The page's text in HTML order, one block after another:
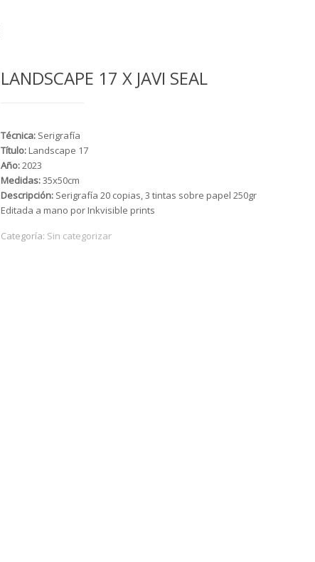
LANDSCAPE 17 X JAVI SEAL
Técnica: Serigrafía
Título: Landscape 17
Año:2023
Medidas:35x50cm
Descripción: Serigrafía 20 copias, 3 tintas sobre papel 250gr
Editada a mano por Inkvisible prints
Categoría: Sin categorizar